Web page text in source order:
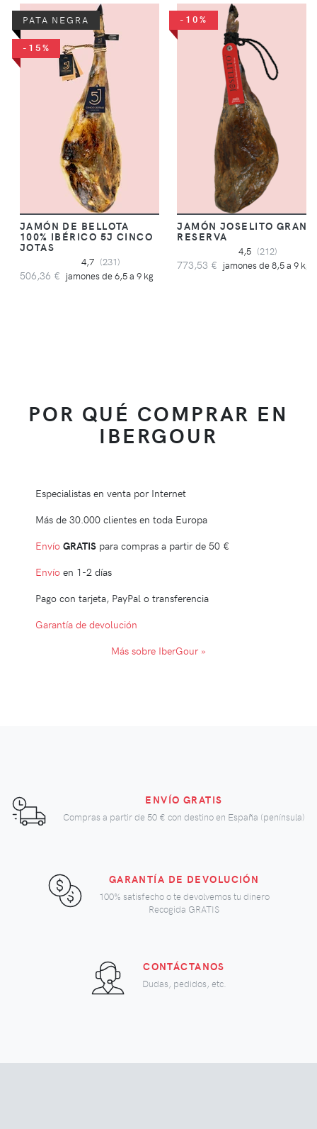
PATA NEGRA
-15%
JAMÓN DE BELLOTA
100% IBÉRICO 5J CINCO
JOTAS
4,7 (231)
506,36 € jamones de 6,5 a 9 kg
-10%
JAMÓN JOSELITO GRAN
RESERVA
4,5 (212)
773,53 € jamones de 8,5 a 9 kg
POR QUÉ COMPRAR EN
IBERGOUR
Especialistas en venta por Internet
Más de 30.000 clientes en toda Europa
Envío GRATISpara compras a partir de 50 €
Envíoen 1-2 días
Pago con tarjeta, PayPal o transferencia
Garantía de devolución
Más sobre IberGour »
ENVÍO GRATIS
Compras a partir de 50 € con destino en España (península)
GARANTÍA DE DEVOLUCIÓN
100% satisfecho o te devolvemos tu dinero
Recogida GRATIS
CONTÁCTANOS
Dudas, pedidos, etc.